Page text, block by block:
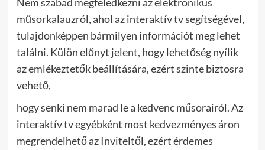
műsorkalauzról, ahol az interaktív tv segítségével,
tulajdonképpen bármilyen információt meg lehet
találni. Külön előnyt jelent, hogy lehetőség nyílik
az emlékeztetők beállítására, ezért szinte biztosra
vehető,
hogy senki nem marad le a kedvenc műsorairól. Az
interaktív tv egyébként most kedvezményes áron
megrendelhető az Inviteltől, ezért érdemes